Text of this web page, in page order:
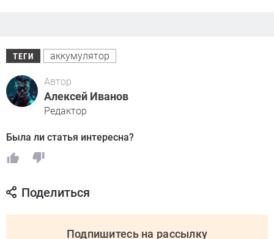
ТЕГИ аккумулятор
Автор
Алексей Иванов
Редактор
Была ли статья интересна?
Поделиться
Подпишитесь на рассылку